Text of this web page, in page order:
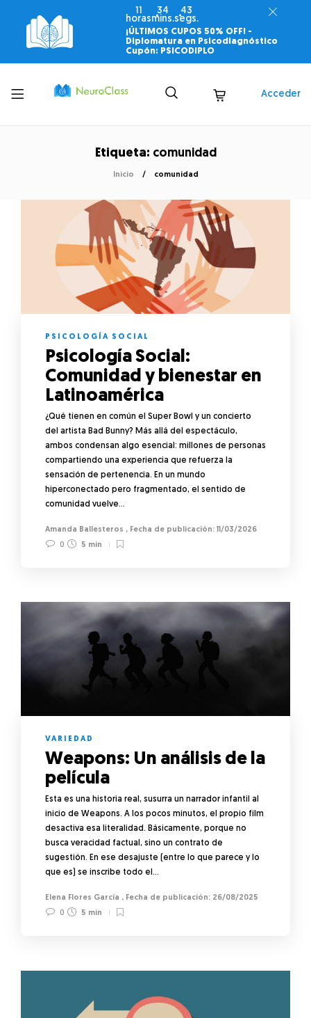
11
horas
34
mins.
43
segs.
¡ÚLTIMOS CUPOS 50% OFF! -
Diplomatura en Psicodiagnóstico
Cupón: PSICODIPLO
Toggle
menu
Acceder
Etiqueta: comunidad
Inicio comunidad
PSICOLOGÍA SOCIAL
Psicología Social:
Comunidad y bienestar en
Latinoamérica
¿Qué tienen en común el Super Bowl y un concierto
del artista Bad Bunny? Más allá del espectáculo,
ambos condensan algo esencial: millones de personas
compartiendo una experiencia que refuerza la
sensación de pertenencia. En un mundo
hiperconectado pero fragmentado, el sentido de
comunidad vuelve…
Amanda Ballesteros ,
11/03/2026
0
5 min
VARIEDAD
Weapons: Un análisis de la
película
Esta es una historia real, susurra un narrador infantil al
inicio de Weapons. A los pocos minutos, el propio film
desactiva esa literalidad. Básicamente, porque no
busca veracidad factual, sino un contrato de
sugestión. En ese desajuste (entre lo que parece y lo
que es) se inscribe todo el…
Elena Flores García ,
26/08/2025
0
5 min